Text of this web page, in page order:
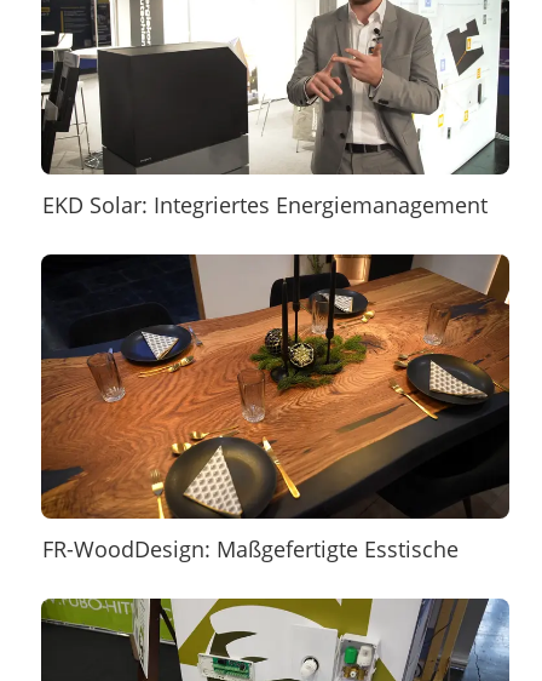
EKD Solar: Integriertes Energiemanagement
FR-WoodDesign: Maßgefertigte Esstische